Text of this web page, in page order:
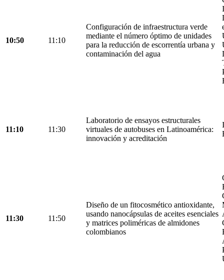
10:50 11:10
Configuración de infraestructura verde
mediante el número óptimo de unidades
para la reducción de escorrentía urbana y
contaminación del agua
11:10 11:30
Laboratorio de ensayos estructurales
virtuales de autobuses en Latinoamérica:
innovación y acreditación
11:30 11:50
Diseño de un fitocosmético antioxidante,
usando nanocápsulas de aceites esenciales
y matrices poliméricas de almidones
colombianos